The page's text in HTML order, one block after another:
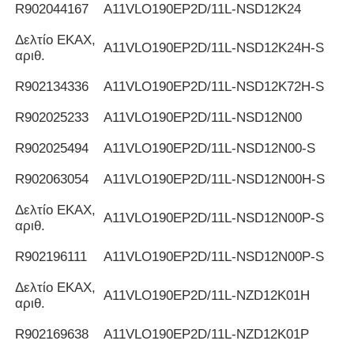
R902044167 Α11VLO190EP2D/11L-NSD12K24
Δελτίο ΕΚΑΧ,
αριθ.
Α11VLO190EP2D/11L-NSD12K24H-S
R902134336 Α11VLO190EP2D/11L-NSD12K72H-S
R902025233 Α11VLO190EP2D/11L-NSD12N00
R902025494 Α11VLO190EP2D/11L-NSD12N00-S
R902063054 Α11VLO190EP2D/11L-NSD12N00H-S
Δελτίο ΕΚΑΧ,
αριθ.
Α11VLO190EP2D/11L-NSD12N00P-S
R902196111 Α11VLO190EP2D/11L-NSD12N00P-S
Δελτίο ΕΚΑΧ,
αριθ.
Α11VLO190EP2D/11L-NZD12K01H
R902169638 Α11VLO190EP2D/11L-NZD12K01P